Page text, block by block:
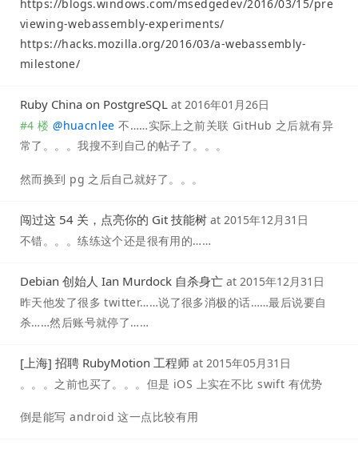
https://blogs.windows.com/msedgedev/2016/03/15/pre
viewing-webassembly-experiments/
https://hacks.mozilla.org/2016/03/a-webassembly-
milestone/
Ruby China on PostgreSQL at 2016年01月26日
#4 楼 @huacnlee 不……实际上之前关联 GitHub 之后就有异
常了。。。我搜不到自己的帖子了。。。
然而换到 pg 之后自己就好了。。。
闯过这 54 关，点亮你的 Git 技能树 at 2015年12月31日
不错。。。练练这个还是很有用的……
Debian 创始人 Ian Murdock 自杀身亡 at 2015年12月31日
昨天他发了很多 twitter……说了很多消极的话……最后说要自
杀……然后账号就停了……
[上海] 招聘 RubyMotion 工程师 at 2015年05月31日
。。。之前也买了。。。但是 iOS 上实在不比 swift 有优势
倒是能写 android 这一点比较有用